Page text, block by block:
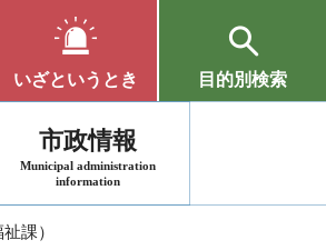
いざというとき 目的別検索
市政情報
Municipal administration
information
課）